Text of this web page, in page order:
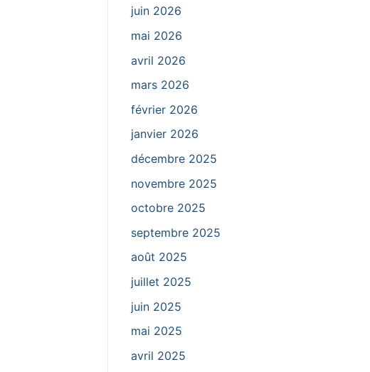
juin 2026
mai 2026
avril 2026
mars 2026
février 2026
janvier 2026
décembre 2025
novembre 2025
octobre 2025
septembre 2025
août 2025
juillet 2025
juin 2025
mai 2025
avril 2025